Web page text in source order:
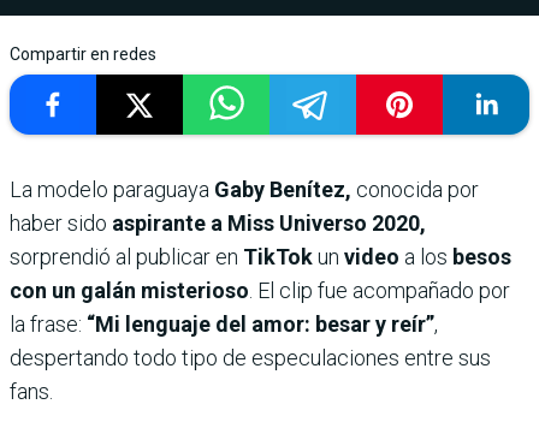
Compartir en redes
La modelo paraguaya Gaby Benítez, conocida por
haber sido aspirante a Miss Universo 2020,
sorprendió al publicar en TikTokun video a los besos
con un galán misterioso . El clip fue acompañado por
la frase: “Mi lenguaje del amor: besar y reír”,
despertando todo tipo de especulaciones entre sus
fans.